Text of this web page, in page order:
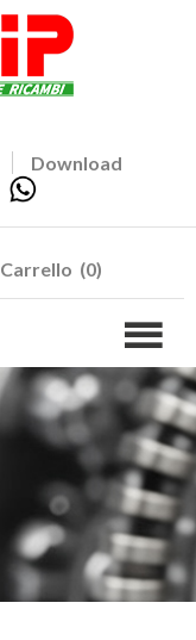
Download
Carrello (0)